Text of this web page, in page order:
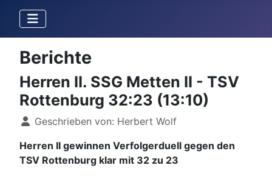
Berichte
Herren II. SSG Metten II - TSV
Rottenburg 32:23 (13:10)
DetailsGeschrieben von: Herbert Wolf
Herren II gewinnen Verfolgerduell gegen den
TSV Rottenburg klar mit 32 zu 23